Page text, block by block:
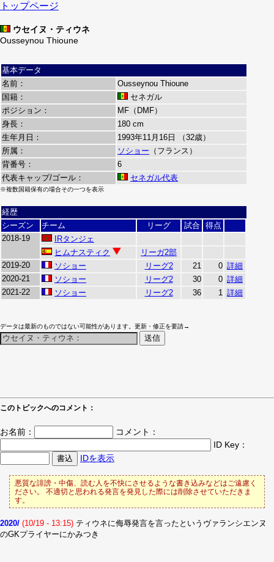
トップページ
ウセイヌ・ティウネ
Ousseynou Thioune
基本データ
名前：
Ousseynou Thioune
国籍：
セネガル
ポジション：
MF（DMF）
身長：
180 cm
生年月日：
1993年11月16日 （32歳）
所属：
ソショー （フランス）
背番号：
6
代表キャップ/ゴール：
セネガル代表
※複数国籍保有の場合その一つを表示
経歴
シーズン
チーム リーグ 試合
得点
2018-19
IRタンジェ
ヒムナスティク
リーガ2部
2019-20
ソショー リーグ2 21 0 詳細
2020-21
ソショー リーグ2 30 0 詳細
2021-22
ソショー リーグ2 36 1 詳細
データは最新のものではない可能性があります。更新・修正を要請→
このトピックへのコメント：
お名前：
コメント：
ID Key：
IDを表示
悪質な誹謗・中傷、読む人を不快にさせるような書き込みなどはご遠慮く
ださい。 不適切と思われる発言を発見した際には削除させていただきま
す。
2020/ (10/19 - 13:15) ティウネに侮辱発言を言ったというヴァランシエンヌ
のGKプライヤーにかみつき